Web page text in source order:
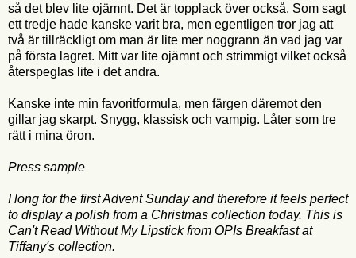
så det blev lite ojämnt. Det är topplack över också. Som sagt
ett tredje hade kanske varit bra, men egentligen tror jag att
två är tillräckligt om man är lite mer noggrann än vad jag var
på första lagret. Mitt var lite ojämnt och strimmigt vilket också
återspeglas lite i det andra.
Kanske inte min favoritformula, men färgen däremot den
gillar jag skarpt. Snygg, klassisk och vampig. Låter som tre
rätt i mina öron.
Press sample
I long for the first Advent Sunday and therefore it feels perfect
to display a polish from a Christmas collection today. This is
Can't Read Without My Lipstick from OPIs Breakfast at
Tiffany's collection.